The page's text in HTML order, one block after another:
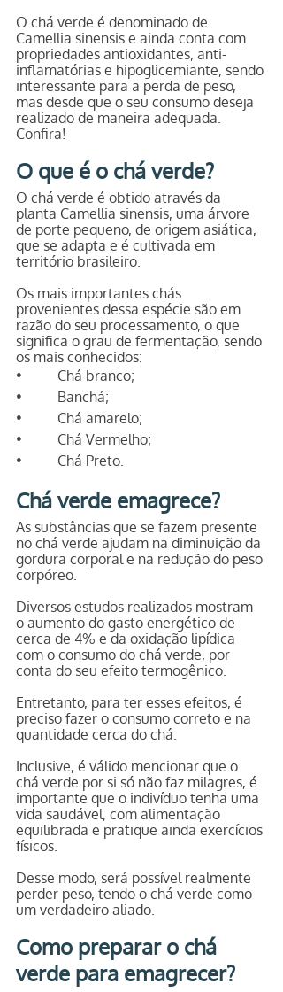
O chá verde é denominado de
Camellia sinensis e ainda conta com
propriedades antioxidantes, anti-
inflamatórias e hipoglicemiante, sendo
interessante para a perda de peso,
mas desde que o seu consumo deseja
realizado de maneira adequada.
Confira!
O que é o chá verde?
O chá verde é obtido através da
planta Camellia sinensis, uma árvore
de porte pequeno, de origem asiática,
que se adapta e é cultivada em
território brasileiro.
Os mais importantes chás
provenientes dessa espécie são em
razão do seu processamento, o que
significa o grau de fermentação, sendo
os mais conhecidos:
•          Chá branco;
•          Banchá;
•          Chá amarelo;
•          Chá Vermelho;
•          Chá Preto.
Chá verde emagrece?
As substâncias que se fazem presente
no chá verde ajudam na diminuição da
gordura corporal e na redução do peso
corpóreo.
Diversos estudos realizados mostram
o aumento do gasto energético de
cerca de 4% e da oxidação lipídica
com o consumo do chá verde, por
conta do seu efeito termogênico.
Entretanto, para ter esses efeitos, é
preciso fazer o consumo correto e na
quantidade cerca do chá.
Inclusive, é válido mencionar que o
chá verde por si só não faz milagres, é
importante que o indivíduo tenha uma
vida saudável, com alimentação
equilibrada e pratique ainda exercícios
físicos.
Desse modo, será possível realmente
perder peso, tendo o chá verde como
um verdadeiro aliado.
Como preparar o chá
verde para emagrecer?